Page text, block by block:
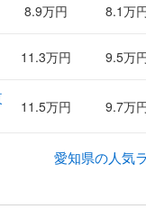
8.9万円 8.1万
11.3万円 9.5万
11.5万円 9.7万
愛知県の人気